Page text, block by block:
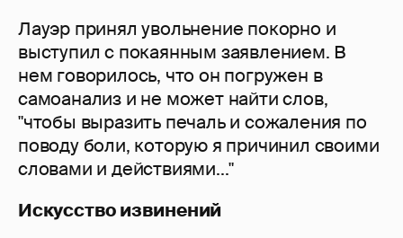
Лауэр принял увольнение покорно и
выступил с покаянным заявлением. В
нем говорилось, что он погружен в
самоанализ и не может найти слов,
"чтобы выразить печаль и сожаления по
поводу боли, которую я причинил своими
словами и действиями..."
Искусство извинений